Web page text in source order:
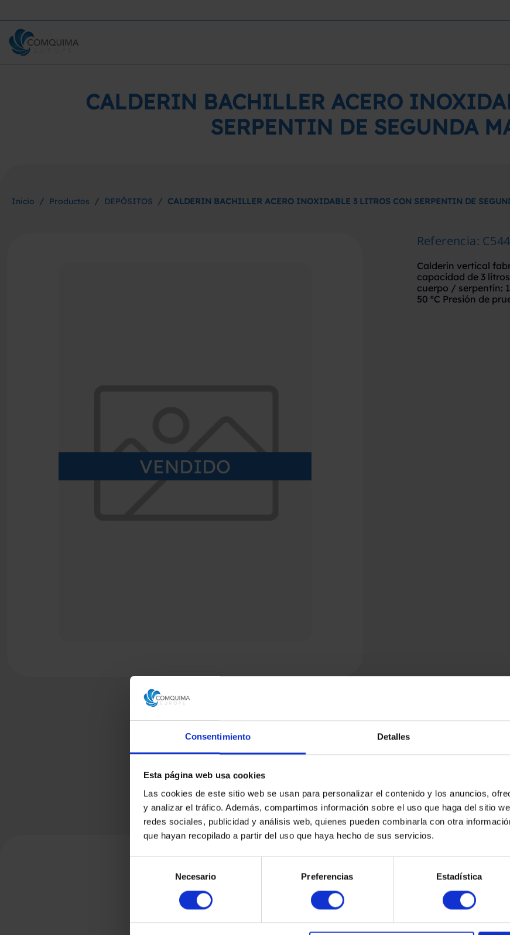
Consentimiento Detalles
Esta página web usa cookies
Las cookies de este sitio web se usan para personalizar el contenido y los anuncios,
y analizar el tráfico. Además, compartimos información sobre el uso que haga del sitio
redes sociales, publicidad y análisis web, quienes pueden combinarla con otra
que hayan recopilado a partir del uso que haya hecho de sus servicios.
consentimiento
Necesario Preferencias Estadística
CALDERIN BACHILLER ACERO
SERPENTIN DE SEGUNDA
Inicio / Productos / DEPÓSITOS / CALDERIN BACHILLER ACERO INOXIDABLE 3 LITROS CON SERPENTIN DE
VENDIDO
Referencia:
Calderín vertical
capacidad de 3
cuerpo / serpentín:
50 ºC Presión de
Productos Relacionados